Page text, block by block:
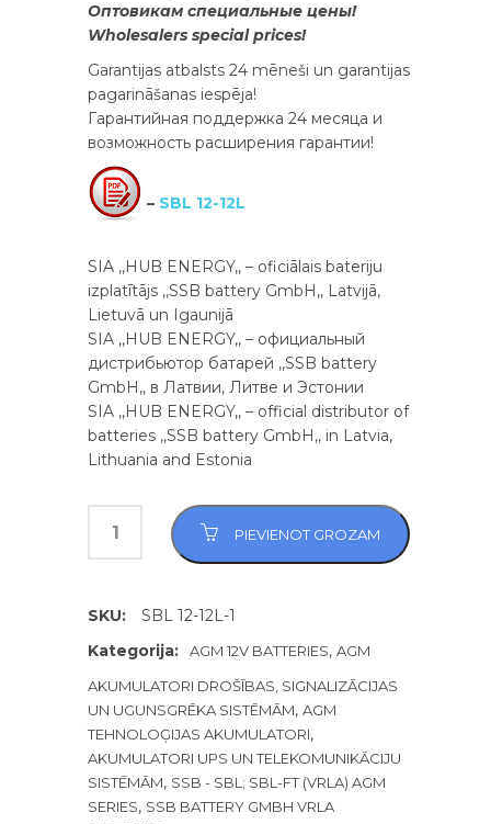
Оптовикам специальные цены!
Wholesalers special prices!
Garantijas atbalsts 24 mēneši un garantijas
pagarināšanas iespēja!
Гарантийная поддержка 24 месяца и
возможность расширения гарантии!
– SBL 12-12L
SIA ,,HUB ENERGY,, – oficiālais bateriju
izplatītājs ,,SSB battery GmbH,, Latvijā,
Lietuvā un Igaunijā
SIA ,,HUB ENERGY,, – официальный
дистрибьютор батарей ,,SSB battery
GmbH,, в Латвии, Литве и Эстонии
SIA ,,HUB ENERGY,, – official distributor of
batteries ,,SSB battery GmbH,, in Latvia,
Lithuania and Estonia
PIEVIENOT GROZAM
SKU:
SBL 12-12L-1
Kategorija:
AGM 12V BATTERIES, AGM
AKUMULATORI DROŠĪBAS, SIGNALIZĀCIJAS
UN UGUNSGRĒKA SISTĒMĀM, AGM
TEHNOLOĢIJAS AKUMULATORI,
AKUMULATORI UPS UN TELEKOMUNIKĀCIJU
SISTĒMĀM, SSB - SBL; SBL-FT (VRLA) AGM
SERIES, SSB BATTERY GMBH VRLA